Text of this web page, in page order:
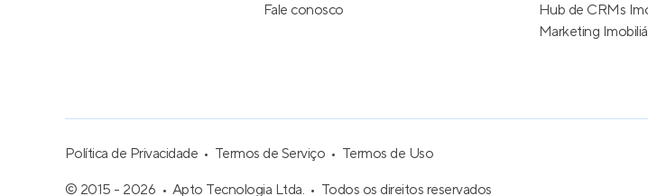
Fale conosco
Hub de CRMs
Marketing
Política de Privacidade Termos de Serviço
Termos de Uso
© 2015 - 2026
Apto Tecnologia Ltda. Todos os direitos reservados